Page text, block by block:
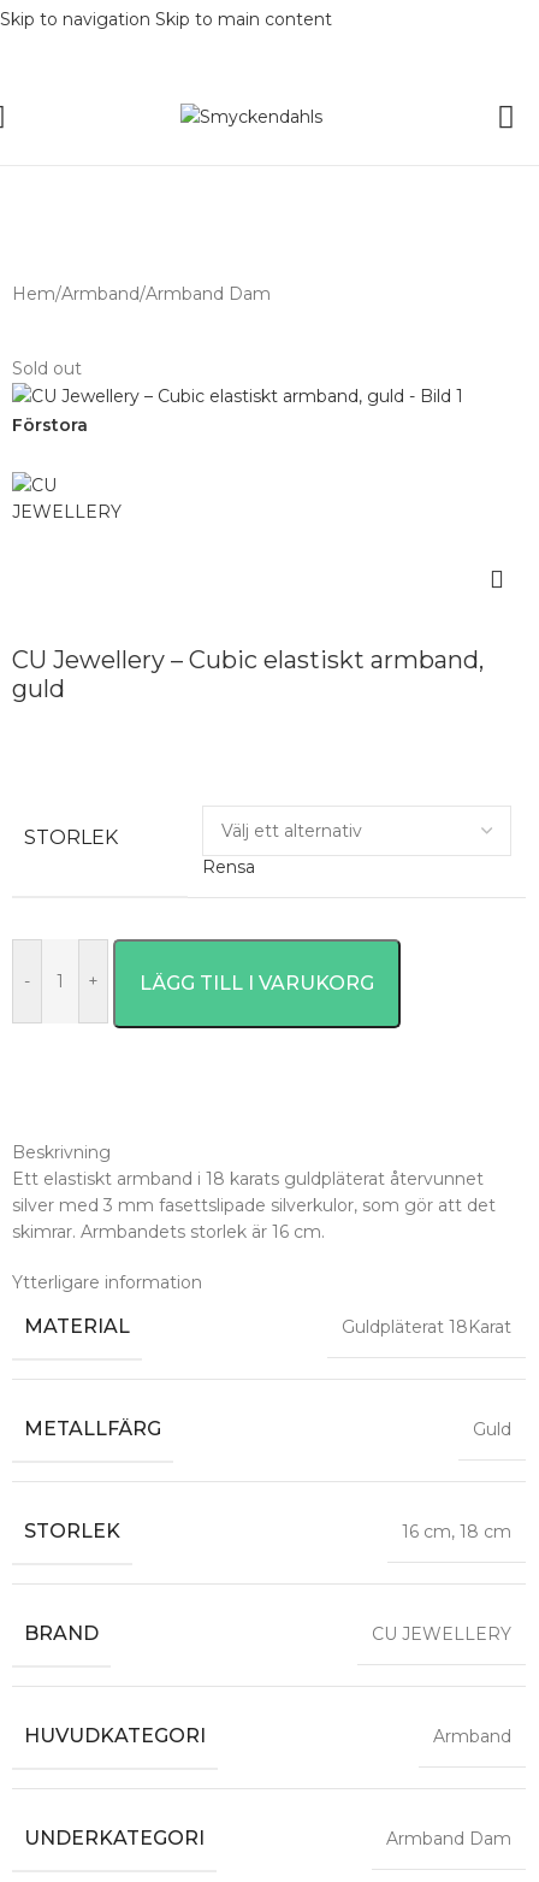
Skip to navigation Skip to main content
Hem/Armband/Armband Dam
Sold out
Förstora
CU Jewellery – Cubic elastiskt armband,
guld
STORLEK
Rensa
- + LÄGG TILL I VARUKORG
Beskrivning
Ett elastiskt armband i 18 karats guldpläterat återvunnet
silver med 3 mm fasettslipade silverkulor, som gör att det
skimrar. Armbandets storlek är 16 cm.
Ytterligare information
MATERIAL Guldpläterat 18Karat
METALLFÄRG Guld
STORLEK 16 cm, 18 cm
BRAND CU JEWELLERY
HUVUDKATEGORI Armband
UNDERKATEGORI Armband Dam